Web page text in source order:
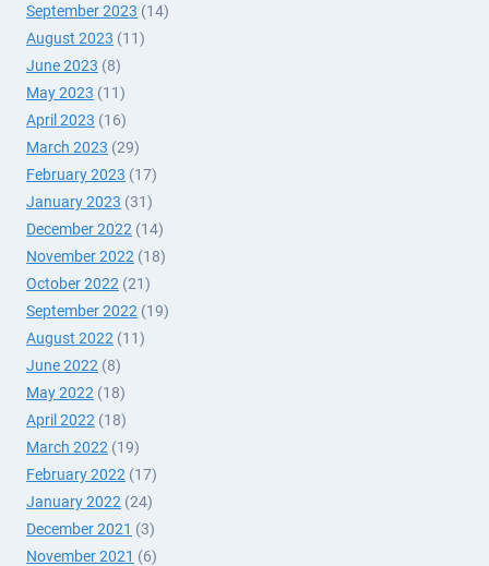
September 2023 (14)
August 2023 (11)
June 2023 (8)
May 2023 (11)
April 2023 (16)
March 2023 (29)
February 2023 (17)
January 2023 (31)
December 2022 (14)
November 2022 (18)
October 2022 (21)
September 2022 (19)
August 2022 (11)
June 2022 (8)
May 2022 (18)
April 2022 (18)
March 2022 (19)
February 2022 (17)
January 2022 (24)
December 2021 (3)
November 2021 (6)